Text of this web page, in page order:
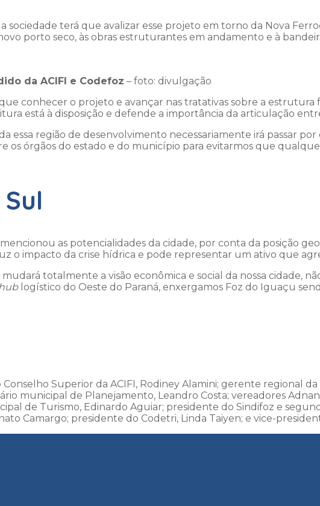
sociedade terá que avalizar esse projeto em torno da Nova
porto seco, às obras estruturantes em andamento e à
da ACIFI e Codefoz – foto: divulgação
conhecer o projeto e avançar nas tratativas sobre a
está à disposição e defende a importância da articulação
região de desenvolvimento necessariamente irá passar por
órgãos do estado e do município para evitarmos que
as potencialidades da cidade, por conta da posição
o impacto da crise hídrica e pode representar um ativo que
totalmente a visão econômica e social da nossa cidade,
logístico do Oeste do Paraná, enxergamos Foz do Iguaçu
Superior da ACIFI, Rodiney Alamini; gerente regional
municipal de Planejamento, Leandro Costa; vereadores Adnan
de Turismo, Edinardo Aguiar; presidente do Sindifoz e
Camargo; presidente do Codetri, Linda Taiyen; e vice-